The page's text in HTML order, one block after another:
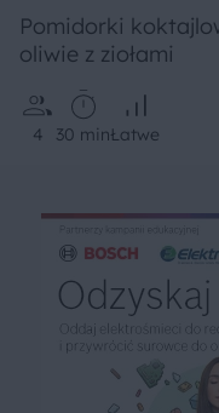
Pomidorki
oliwie z ziołami
4 30 minŁatwe